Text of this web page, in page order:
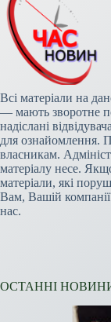
Всі матеріали на
— мають зворотне
надіслані
для ознайомлення.
власникам.
матеріалу несе.
матеріали, які
Вам, Вашій компанії
нас.
ОСТАННІ